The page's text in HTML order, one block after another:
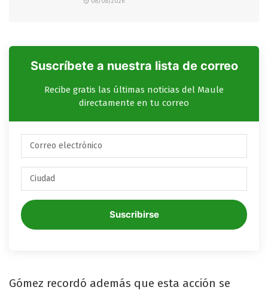
Suscríbete a nuestra lista de correo
Recibe gratis las últimas noticias del Maule
directamente en tu correo
Suscribirse
Gómez recordó además que esta acción se